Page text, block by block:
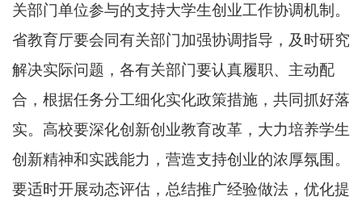
关部门单位参与的支持大学生创业工作协调机制。
省教育厅要会同有关部门加强协调指导，及时研究
解决实际问题，各有关部门要认真履职、主动配
合，根据任务分工细化实化政策措施，共同抓好落
实。高校要深化创新创业教育改革，大力培养学生
创新精神和实践能力，营造支持创业的浓厚氛围。
要适时开展动态评估，总结推广经验做法，优化提